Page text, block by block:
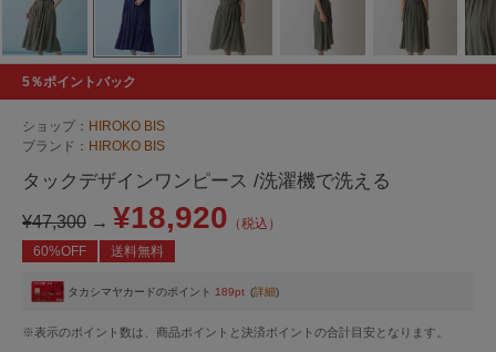
5％ポイントバック
ショップ： HIROKO BIS
ブランド： HIROKO BIS
タックデザインワンピース /洗濯機で洗える
¥47,300 → ¥18,920 （税込）
60%OFF
送料無料
タカシマヤカードのポイント 189pt (詳細)
※表示のポイント数は、商品ポイントと決済ポイントの合計目安となります。